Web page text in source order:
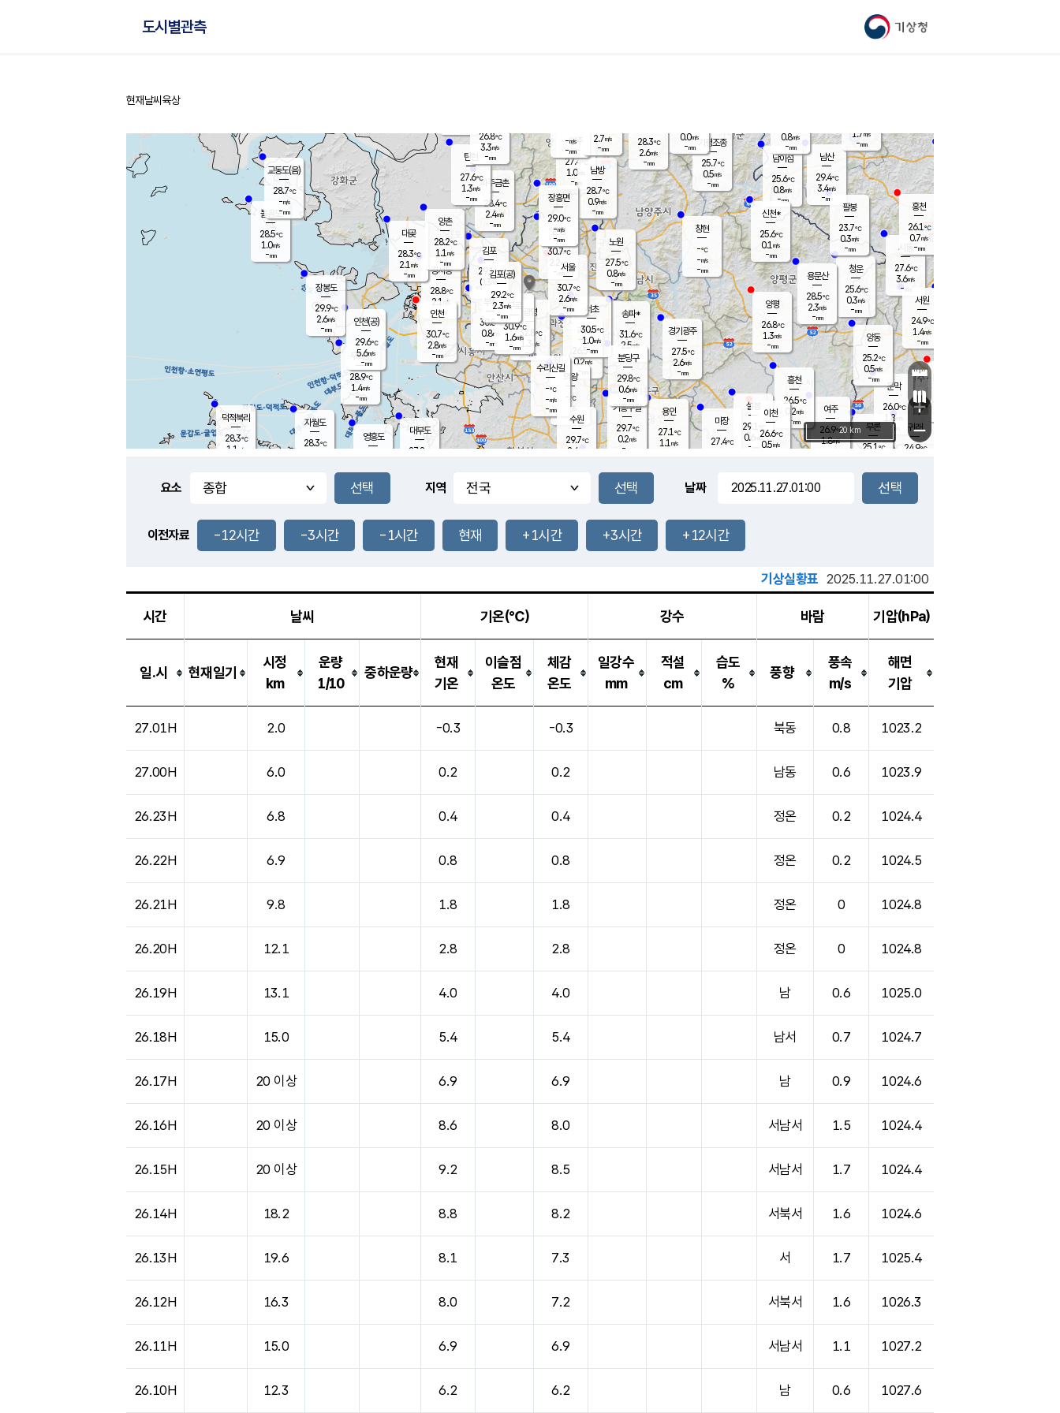
기상청
도시별관측
홈
현재날씨 육상
풍도
0.4m/s
문막
26.0℃
1.8
mm
남이섬
25.6℃
0.8m/s
-mm
무의도
28.9℃
1.4m/s
-mm
영흥도
볼음도
28.5℃
1.0m/s
-mm
자월도
28.3℃
양주
27.4℃
1.0
-mm
부론
25.1 ℃
과천
26.5℃
0.2m/s
- mm
남산
29.4℃
3.4m/s
-mm
장봉도
29.9℃
2.6m/s
-mm
-mm
청운
25.6℃
0.3m/s
-mm
팔봉
23.7℃
0.3m/s
-mm
-mm
용인
27.1℃
1.1 m/s
여주
26.9℃
1.8m/s
양동
25.2℃
0.5m/s
-mm
경기광주
27.5℃
2.6m/s
-mm
장호원
0.8m/s
-mm
27.9
℃
대부도
27.8
-
경서동
28.8℃
2.1 m/s
-mm
파주금촌
28.4℃
2.4m/s
-mm
가평조종
25.7℃
0.5m/s
-mm
28.3℃
2.6m/s
-mm
대곶
28.3℃
2.1 m/s
-mm
신천*
25.6℃
0.1 m/s
-mm
창현
-℃
-m/s
-mm
탄현
27.6℃
1.3m/s
-mm
0.0m/s
-mm
30.2℃
0.9m/s
-mm
흥천
26.5℃
0.2m/s
-mm
마장
27.4℃
의왕
- ℃
m/s
mm
김포
29.1℃
0.3 m/s
mm
설봉
29.1
0.6 m/s
- mm
광명
32.8 ℃
1.3 m/s
-mm
부천
30.8℃
0.8m/s
-mm
-mm
양촌
28.2℃
1.1 m/s
-mm
구로
30.9℃
1.6m/s
-mm
은평
30.7℃
2.2 m/s
- mm
노원
27.5℃
0.8m/s
-mm
송파*
31.6℃
2.5m/s
-mm
서초
30.5℃
1.0m/s
-mm
남방
28.7℃
0.9m/s
-mm
기흥구갈
29.7℃
0.2m/s
-
수리산길
-℃
-m/s
-mm
분당구
29.8℃
0.6m/s
-mm
장흥면
29.0℃
-m/s
-mm
-m/s
-mm
시동
27.6℃
3.6m/s
- mm
귀래
24.9℃
서원
24.9℃
1.4m/s
-mm
용문산
28.5℃
2.3m/s
-mm
덕적북리
28.3℃
1.1 m/s
인천(공)
29.6℃
5.6m/s
-mm
김포(공)
29.2℃
2.3m/s
-mm
교동도(음)
28.7℃
-m/s
-mm
홍천
26.1℃
0.7m/s
-mm
이천
26.6℃
0.5m/s
양평
26.8℃
1.3m/s
-mm
수원
29.7℃
2.4 m/s
인천
30.7℃
2.8m/s
-mm
서울
30.7℃
2.6m/s
-mm
1.7 m/s
-mm
26.8℃
3.3m/s
-mm
2.7m/s
-mm
+
−
20 km
요소 지역 날짜
이전자료 -12시간 -3시간 -1시간 현재 +1시간 +3시간 +12시간
기상실황표 2025.11.27.01:00
시간 날씨 기온(℃) 강수 바람 기압(hPa)
일.시 현재일기
시정
km
운량
1/10
중하운량
현재
기온
이슬점
온도
체감
온도
일강수
mm
적설
cm
습도
%
풍향
풍속
m/s
해면
기압
27.01H 2.0 -0.3 -0.3 북동 0.8 1023.2
27.00H 6.0 0.2 0.2 남동 0.6 1023.9
26.23H 6.8 0.4 0.4 정온 0.2 1024.4
26.22H 6.9 0.8 0.8 정온 0.2 1024.5
26.21H 9.8 1.8 1.8 정온 0 1024.8
26.20H 12.1 2.8 2.8 정온 0 1024.8
26.19H 13.1 4.0 4.0 남 0.6 1025.0
26.18H 15.0 5.4 5.4 남서 0.7 1024.7
26.17H 20 이상 6.9 6.9 남 0.9 1024.6
26.16H 20 이상 8.6 8.0 서남서 1.5 1024.4
26.15H 20 이상 9.2 8.5 서남서 1.7 1024.4
26.14H 18.2 8.8 8.2 서북서 1.6 1024.6
26.13H 19.6 8.1 7.3 서 1.7 1025.4
26.12H 16.3 8.0 7.2 서북서 1.6 1026.3
26.11H 15.0 6.9 6.9 서남서 1.1 1027.2
26.10H 12.3 6.2 6.2 남 0.6 1027.6